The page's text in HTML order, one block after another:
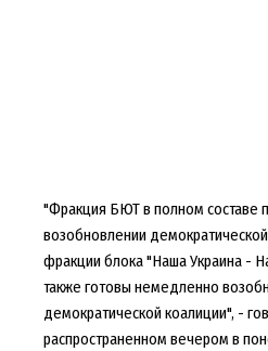
"Фракция БЮТ в полном составе
возобновлении
фракции блока "Наша Украина -
также готовы немедленно
демократической коалиции", -
распространенном вечером в